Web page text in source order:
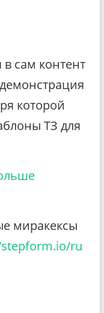
сам контент
которой
ТЗ для
миракексы
ru